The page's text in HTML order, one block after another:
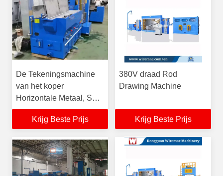
De Tekeningsmachine
van het koper
Horizontale Metaal, SGS
240KVA
Draadtrekkenmachine
Krijg Beste Prijs
380V draad Rod
Drawing Machine
Krijg Beste Prijs